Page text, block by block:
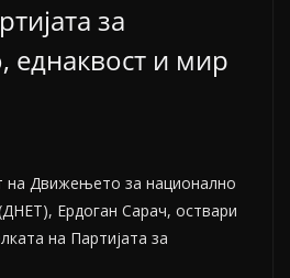
за
еднаквост и мир
на Движењето за национално
Ердоган Сарач, оствари
на Партијата за